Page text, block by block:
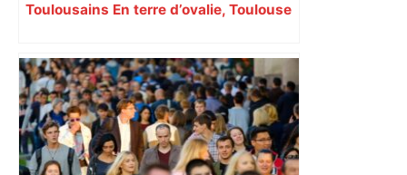
Toulousains En terre d’ovalie, Toulouse
revendiquant surtout son art du jeu en
mouvement, vif et spectaculaire.
Décryptage. Série (4 / 10)